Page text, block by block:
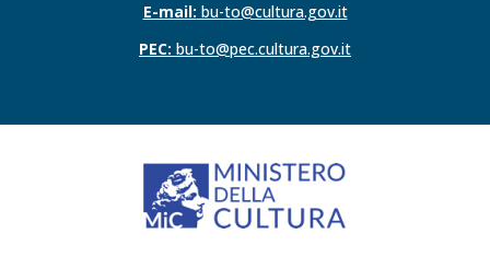
E-mail: bu-to@cultura.gov.it
PEC: bu-to@pec.cultura.gov.it